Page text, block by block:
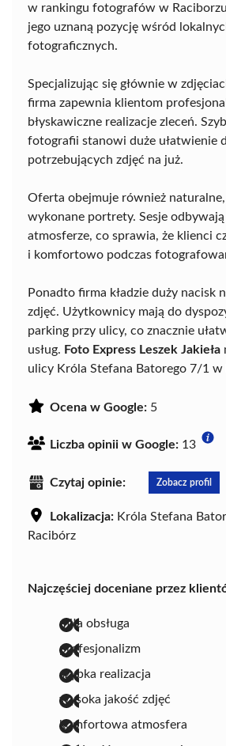
w rankingu fotografów w
jego uznaną pozycję wśród
fotograficznych.
Specjalizując się głównie w
firma zapewnia klientom
błyskawiczne realizacje zleceń.
fotografii stanowi duże ułatwienie
potrzebujących zdjęć na już.
Oferta obejmuje również
wykonane portrety. Sesje
atmosferze, co sprawia, że klienci
i komfortowo podczas
Ponadto firma kładzie duży nacisk
zdjęć. Użytkownicy mają do
parking przy ulicy, co znacznie
usług. Foto Express Leszek Jakieła
ulicy Króla Stefana Batorego 7/1 w
Ocena w Google: 5
Liczba opinii w Google: 13
Czytaj opinie: Zobacz profil
Lokalizacja: Króla Stefana
Racibórz
Najczęściej doceniane przez
miła obsługa
profesjonalizm
szybka realizacja
wysoka jakość zdjęć
komfortowa atmosfera